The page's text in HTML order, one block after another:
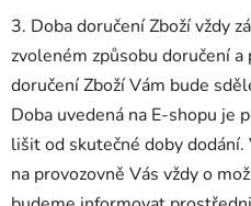
3. Doba doručení Zboží vždy
zvoleném způsobu doručení
doručení Zboží Vám bude
Doba uvedená na E-shopu je
lišit od skutečné doby
na provozovně Vás vždy o